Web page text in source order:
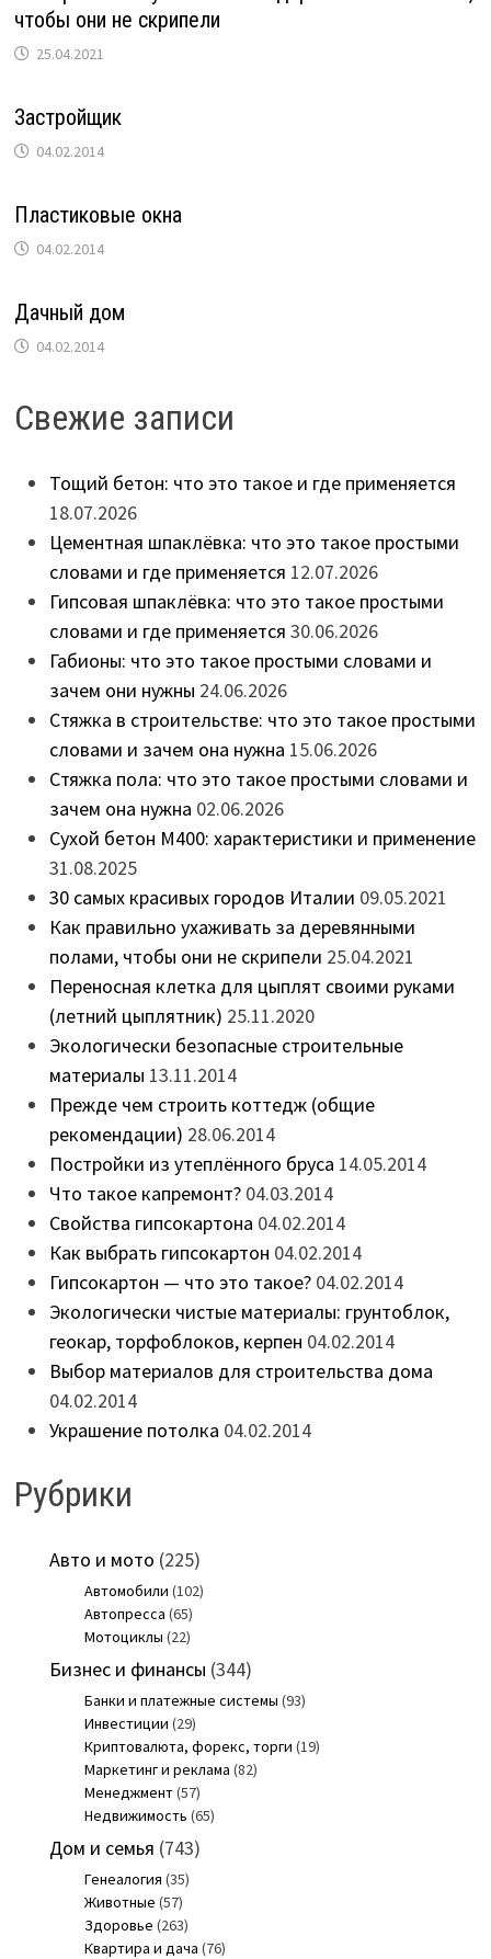
чтобы они не скрипели
25.04.2021
Застройщик
04.02.2014
Пластиковые окна
04.02.2014
Дачный дом
04.02.2014
Свежие записи
Тощий бетон: что это такое и где применяется
18.07.2026
Цементная шпаклёвка: что это такое простыми
словами и где применяется 12.07.2026
Гипсовая шпаклёвка: что это такое простыми
словами и где применяется 30.06.2026
Габионы: что это такое простыми словами и
зачем они нужны 24.06.2026
Стяжка в строительстве: что это такое простыми
словами и зачем она нужна 15.06.2026
Стяжка пола: что это такое простыми словами и
зачем она нужна 02.06.2026
Сухой бетон М400: характеристики и применение
31.08.2025
30 самых красивых городов Италии 09.05.2021
Как правильно ухаживать за деревянными
полами, чтобы они не скрипели 25.04.2021
Переносная клетка для цыплят своими руками
(летний цыплятник) 25.11.2020
Экологически безопасные строительные
материалы 13.11.2014
Прежде чем строить коттедж (общие
рекомендации) 28.06.2014
Постройки из утеплённого бруса 14.05.2014
Что такое капремонт? 04.03.2014
Свойства гипсокартона 04.02.2014
Как выбрать гипсокартон 04.02.2014
Гипсокартон — что это такое? 04.02.2014
Экологически чистые материалы: грунтоблок,
геокар, торфоблоков, керпен 04.02.2014
Выбор материалов для строительства дома
04.02.2014
Украшение потолка 04.02.2014
Рубрики
Авто и мото (225)
Автомобили (102)
Автопресса (65)
Мотоциклы (22)
Бизнес и финансы (344)
Банки и платежные системы (93)
Инвестиции (29)
Криптовалюта, форекс, торги (19)
Маркетинг и реклама (82)
Менеджмент(57)
Недвижимость (65)
Дом и семья (743)
Генеалогия (35)
Животные (57)
Здоровье (263)
Квартира и дача (76)